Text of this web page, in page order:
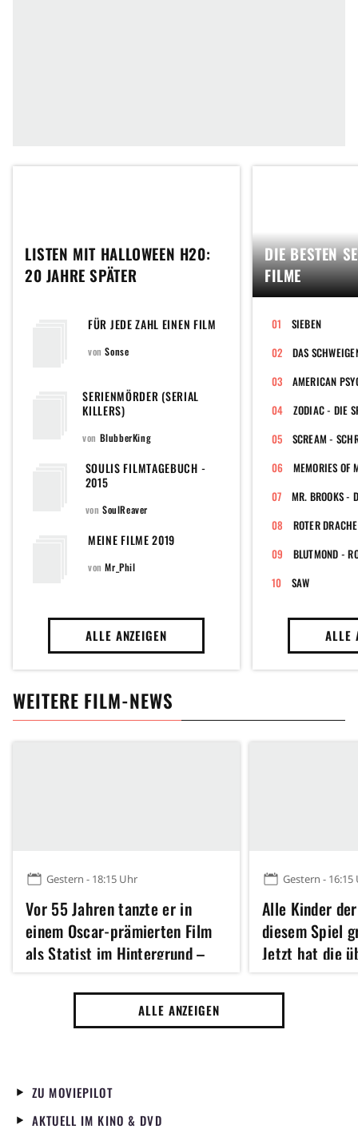
LISTEN MIT HALLOWEEN H20:
20 JAHRE SPÄTER
FÜR JEDE ZAHL EINEN FILM
vonSonse
SERIENMÖRDER (SERIAL
KILLERS)
von BlubberKing
SOULIS FILMTAGEBUCH -
2015
von SoulReaver
MEINE FILME 2019
vonMr_Phil
ALLE ANZEIGEN
DIE BESTEN
FILME
SIEBEN
DAS
AMERICAN
ZODIAC - DIE
SCREAM -
MEMORIES OF
MR. BROOKS -
ROTER DRACHE
BLUTMOND -
SAW
ALLE
WEITERE FILM-NEWS
Gestern - 18:15 Uhr
Vor 55 Jahren tanzte er in
einem Oscar-prämierten Film
als Statist im Hintergrund –
heute ist er für viele der
größten Action-Star unserer
Gestern - 16:15
Alle Kinder
diesem Spiel
Jetzt hat die
Fantasy-
Kinostart
ALLE ANZEIGEN
ZU MOVIEPILOT
AKTUELL IM KINO & DVD